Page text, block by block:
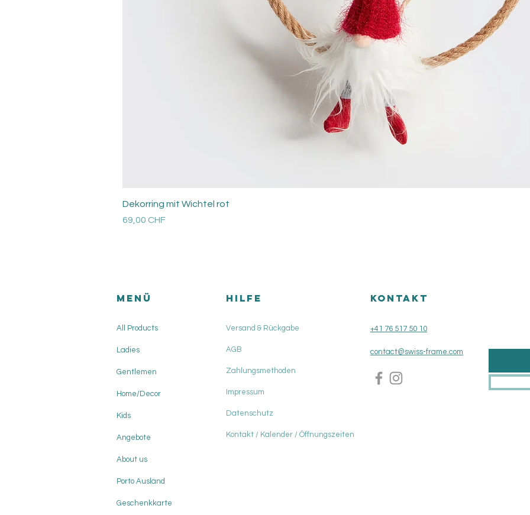
Dekorring mit Wichtel rot
Preis
69,00 CHF
Menü
All Products
Ladies
Gentlemen
Home/Decor
Kids
Angebote
About us
Porto Ausland
Geschenkkarte
HILFE
Versand & Rückgabe
AGB
Zahlungsmethoden
Impressum
Datenschutz
Kontakt / Kalender / Öffnungszeiten
KONTAKT
+41 76 517 50 10
contact@swiss-frame.com